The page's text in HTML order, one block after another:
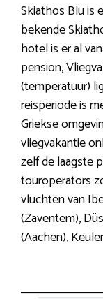
Skiathos Blu is
bekende
hotel is er al
pension,
(temperatuur)
reisperiode is
Griekse
vliegvakantie
zelf de laagste
touroperators
vluchten van
(Zaventem),
(Aachen),